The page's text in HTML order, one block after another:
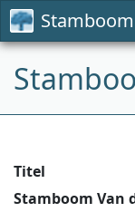
Titel
Stamboom Van